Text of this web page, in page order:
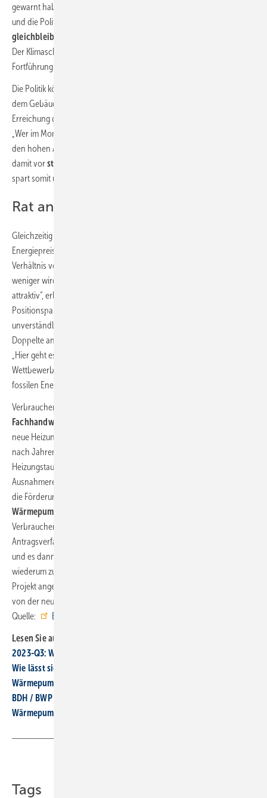
gewarnt haben. Falls sich die Rahmenbedingungen nicht verbessern
und die Politik nicht aktiv eingreift, rechnen wir eher mit einem
gleichbleibenden oder sogar rückläufigen Absatz im Jahr 2024
Der Klimaschutz duldet aber keinen Aufschub, wir brauchen also eine
Fortführung der guten Dynamik aus den beiden Vorjahren.“
Die Politik könne sich daher nicht auf der neuen Förderkulisse und
dem Gebäudeenergiegesetz ausruhen. Ein wesentlicher Faktor zur
Erreichung der Klimaziele im Gebäudesektor seien die Energiepreise:
„Wer im Moment eine Wärmepumpe einbaut, spart schon heute durch
den hohen Anteil kostenloser Umweltwärme viel CO
damit vorsteigenden CO
spart somit unter dem Strich Geld.
Rat an Verbraucher
Gleichzeitig aber fehlt den Verbrauchern beim Blick auf die aktuellen
Energiepreise das entscheidende, intuitive Argument. Erst ab einem
Verhältnis von Gas- zu Strompreisen von eins zu zweieinhalb oder
weniger wird der Wechsel auf eine Wärmepumpe für viele besonders
attraktiv“, erläutert Sabel mit Verweis auf ein gemeinsames
Positionspapier von BWP und BDH. Vor diesem Hintergrund sei es
unverständlich, dass auf Wärmepumpen-Strom immer noch das
Doppelte an Steuern, Abgaben und Umlagen anfällt wie auf Erdgas:
„Hier geht es schlicht und ergreifend darum, faire
Wettbewerbsbedingungen zu schaffen und dafür zu sorgen, dass die
fossilen Energien zumindest nicht weiter bevorteilt werden“, so Sabel.
Verbrauchern rät der Verbandschef, sich
Fachhandwerker in Verbindung zu setzen
neue Heizung interessieren: „Aktuell haben einige Fachhandwerker
nach Jahren des Ansturms auch kurzfristig Kapazitäten für den
Heizungstausch. Wer clever ist, nutzt das jetzt.“ Denn eine
Ausnahmeregel bei der neuen Förderung erlaube
die Förderung auch
Wärmepumpe
Verbraucher nach Monaten des Zögerns mit dem Start des
Antragsverfahrens bei der KfW voraussichtlich am 27.02. aktiv werden
und es dann erneut zu einer „Bugwelle“ an Interessenten kommt, die
wiederum zu längeren Wartezeiten führen kann.“ Wer jetzt bereits sein
Projekt angehe, könne diesem Problem zuvorkommen und trotzdem
von der neuen Förderung profitieren.
Quelle:
BWP
Lesen Sie auch:
2023-Q3: Wärmeerzeugerabsatz auf Rekordniveau: + 46 %
Wie lässt sich der Wärme­pumpen­hoch­lauf wieder ankurbeln?
Wärmepumpenhochlauf: Verbände fordern Nachbesserung
BDH / BWP fordern geringeren Strom­preis für Wärme­pumpen
Wärmepumpenbranche fordert Ent­lastungen beim Strompreis
Tags